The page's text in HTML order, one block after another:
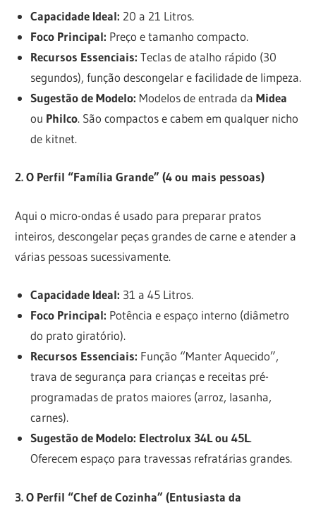
Capacidade Ideal: 20 a 21 Litros.
Foco Principal: Preço e tamanho compacto.
Recursos Essenciais: Teclas de atalho rápido (30
segundos), função descongelar e facilidade de limpeza.
Sugestão de Modelo: Modelos de entrada da Midea
ou Philco. São compactos e cabem em qualquer nicho
de kitnet.
2. O Perfil “Família Grande” (4 ou mais pessoas)
Aqui o micro-ondas é usado para preparar pratos
inteiros, descongelar peças grandes de carne e atender a
várias pessoas sucessivamente.
Capacidade Ideal: 31 a 45 Litros.
Foco Principal: Potência e espaço interno (diâmetro
do prato giratório).
Recursos Essenciais: Função “Manter Aquecido”,
trava de segurança para crianças e receitas pré-
programadas de pratos maiores (arroz, lasanha,
carnes).
Sugestão de Modelo: Electrolux 34L ou 45L.
Oferecem espaço para travessas refratárias grandes.
3. O Perfil “Chef de Cozinha” (Entusiasta da